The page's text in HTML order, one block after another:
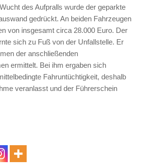
des Aufpralls wurde der geparkte
gedrückt. An beiden Fahrzeugen
von insgesamt circa 28.000 Euro. Der
sich zu Fuß von der Unfallstelle. Er
der anschließenden
ermittelt. Bei ihm ergaben sich
Fahruntüchtigkeit, deshalb
veranlasst und der Führerschein